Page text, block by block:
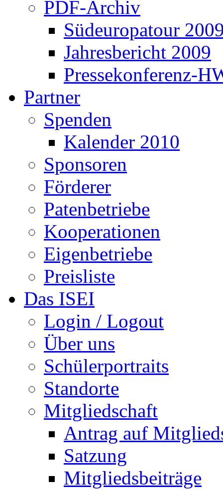
PDF-Archiv
Südeuropatour
Jahresbericht 2009
Pressekonferenz-
Partner
Spenden
Kalender 2010
Sponsoren
Förderer
Patenbetriebe
Kooperationen
Eigenbetriebe
Preisliste
Das ISEI
Login / Logout
Über uns
Schülerportraits
Standorte
Mitgliedschaft
Antrag auf
Satzung
Mitgliedsbeiträge